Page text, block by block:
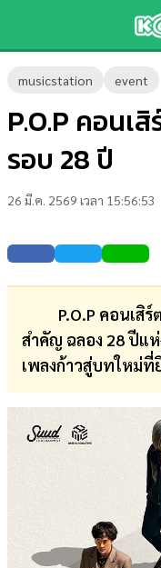
musicstation event
P.O.P คอนเ
รอบ 28 ปี
26 มี.ค. 2569 เวลา 15:56:53
P.O.P คอนเสิร์ต
สำคัญ ฉลอง 28 ปีแ
เพลงก้าวสู่บทใหม่ที่
ข่าว-
ความ
รู้
บันเทิง
ตรวจ
ผล
บอล
สด
การ
การ